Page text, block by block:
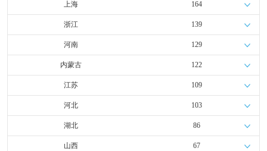
上海 164
浙江 139
河南 129
内蒙古 122
江苏 109
河北 103
湖北 86
山西 67